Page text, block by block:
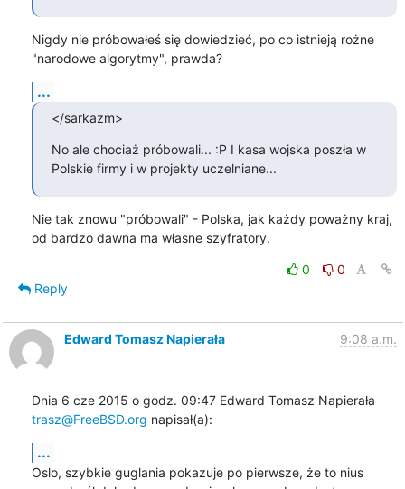
Nigdy nie próbowałeś się dowiedzieć, po co istnieją rożne
"narodowe algorytmy", prawda?
...
</sarkazm>
No ale chociaż próbowali... :P I kasa wojska poszła w
Polskie firmy i w projekty uczelniane...
Nie tak znowu "próbowali" - Polska, jak każdy poważny kraj,
od bardzo dawna ma własne szyfratory.
0
0
Reply
Edward Tomasz Napierała 9:08 a.m.
trasz@FreeBSD.org napisał(a):
...
Oslo, szybkie guglania pokazuje po pierwsze, że to nius